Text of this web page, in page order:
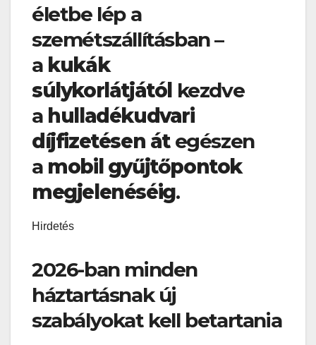
életbe lép a
szemétszállításban –
a kukák
súlykorlátjától kezdve
a hulladékudvari
díjfizetésen átegészen
a mobil gyűjtőpontok
megjelenéséig.
Hirdetés
2026-ban minden
háztartásnak új
szabályokat kell betartania